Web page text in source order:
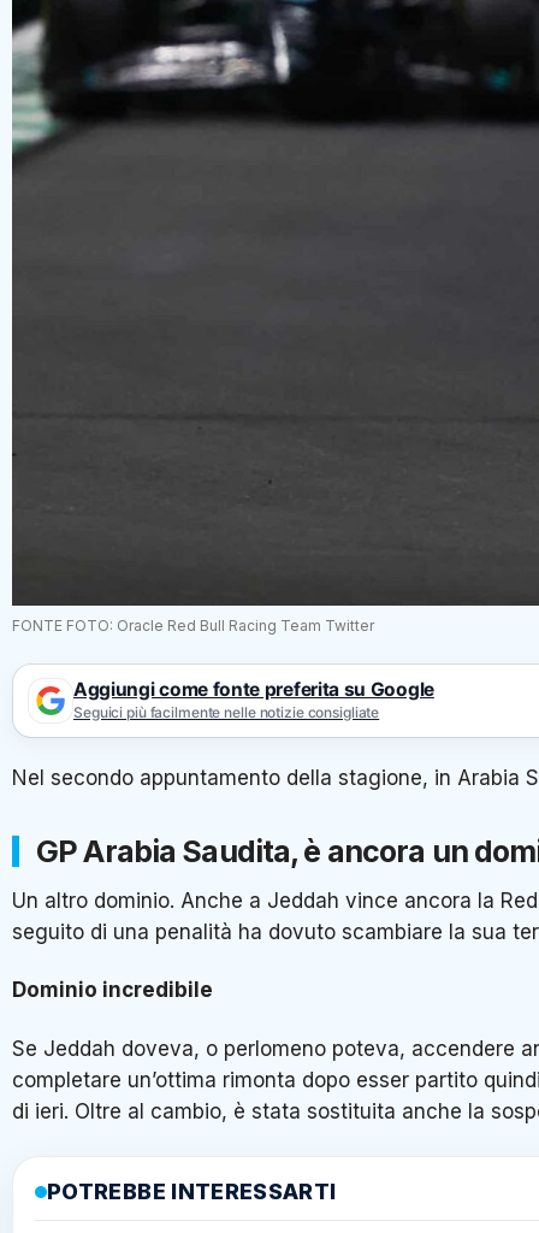
FONTE FOTO: Oracle Red Bull Racing Team Twitter
Aggiungi come fonte preferita su Google
Seguici più facilmente nelle notizie consigliate
Nel secondo appuntamento della stagione, in Arabia
GP Arabia Saudita, è ancora un
Un altro dominio. Anche a Jeddah vince ancora la
seguito di una penalità ha dovuto scambiare la sua
Dominio incredibile
Se Jeddah doveva, o perlomeno poteva, accendere
completare un’ottima rimonta dopo esser partito
di ieri. Oltre al cambio, è stata sostituita anche la
POTREBBE INTERESSARTI